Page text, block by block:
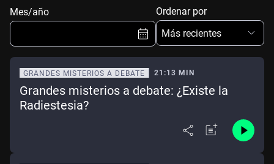
Mes/año
Ene
Ordenar por
Más recientes
GRANDES MISTERIOS A DEBATE 21:13 MIN
Grandes misterios a debate: ¿Existe la
Radiestesia?